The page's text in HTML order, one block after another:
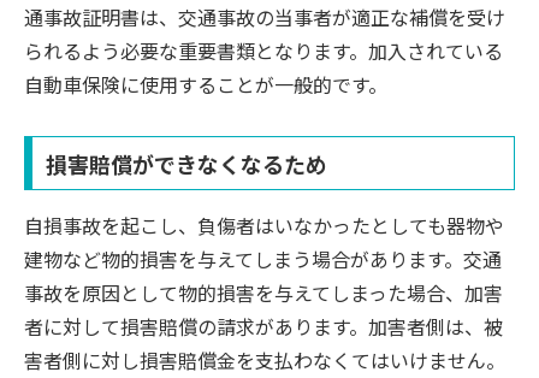
通事故証明書は、交通事故の当事者が適正な補償を受け
られるよう必要な重要書類となります。加入されている
自動車保険に使用することが一般的です。
損害賠償ができなくなるため
自損事故を起こし、負傷者はいなかったとしても器物や
建物など物的損害を与えてしまう場合があります。交通
事故を原因として物的損害を与えてしまった場合、加害
者に対して損害賠償の請求があります。加害者側は、被
害者側に対し損害賠償金を支払わなくてはいけません。